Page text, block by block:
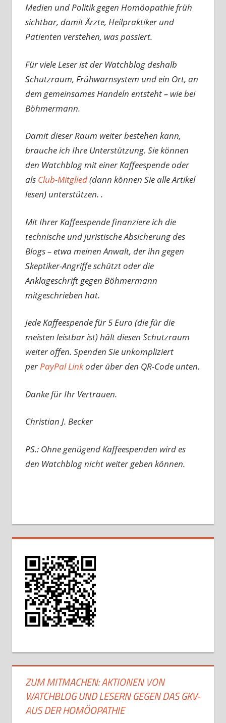
Medien und Politik gegen Homöopathie früh
sichtbar, damit Ärzte, Heilpraktiker und
Patienten verstehen, was passiert.
Für viele Leser ist der Watchblog deshalb
Schutzraum, Frühwarnsystem und ein Ort, an
dem gemeinsames Handeln entsteht – wie bei
Böhmermann.
Damit dieser Raum weiter bestehen kann,
brauche ich Ihre Unterstützung. Sie können
den Watchblog mit einer Kaffeespende oder
als Club-Mitglied(dann können Sie alle Artikel
lesen) unterstützen. .
Mit Ihrer Kaffeespende finanziere ich die
technische und juristische Absicherung des
Blogs – etwa meinen Anwalt, der ihn gegen
Skeptiker-Angriffe schützt oder die
Anklageschrift gegen Böhmermann
mitgeschrieben hat.
Jede Kaffeespende für 5 Euro (die für die
meisten leistbar ist) hält diesen Schutzraum
weiter offen. Spenden Sie unkompliziert
perPayPal Linkoder über den QR-Code unten.
Danke für Ihr Vertrauen.
Christian J. Becker
PS.: Ohne genügend Kaffeespenden wird es
den Watchblog nicht weiter geben können.
ZUM MITMACHEN: AKTIONEN VON
WATCHBLOG UND LESERN GEGEN DAS GKV-
AUS DER HOMÖOPATHIE